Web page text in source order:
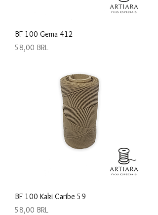
BF 100 Gema 412
Precio
58,00 BRL
BF 100 Kaki Caribe 59
Precio
58,00 BRL